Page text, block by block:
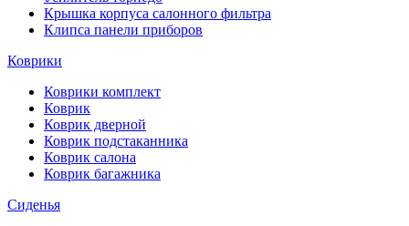
Крышка корпуса салонного фильтра
Клипса панели приборов
Коврики
Коврики комплект
Коврик
Коврик дверной
Коврик подстаканника
Коврик салона
Коврик багажника
Сиденья